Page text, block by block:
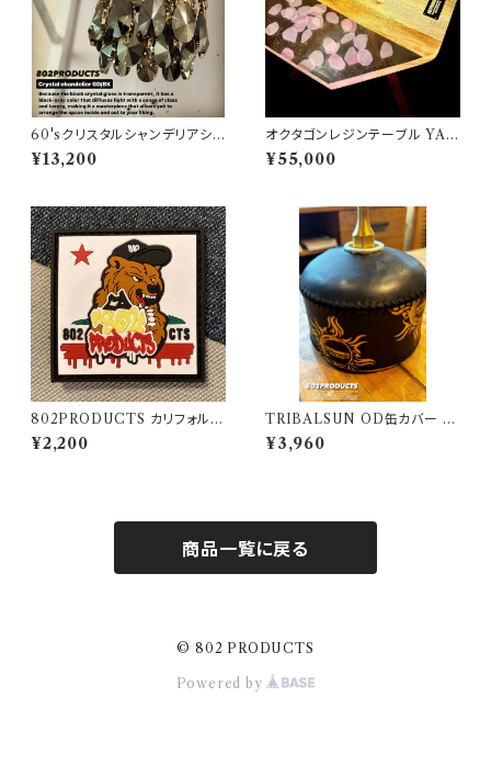
60'sクリスタルシャンデリアシェ
ード ブラックゴールド【 802PR
ODUCTS 】ゴールゼロ ミヤビ
¥13,200
オクタゴンレジンテーブル YA
MASAKURA /山桜 天板 三脚
【 802PRODUCTS 】
¥55,000
802PRODUCTS カリフォルニ
アベア ラバーワッペン
¥2,200
TRIBALSUN OD缶カバー ブ
ラック 802PRODUCTS カバ
ー OD缶
¥3,960
商品一覧に戻る
© 802 PRODUCTS
Powered by